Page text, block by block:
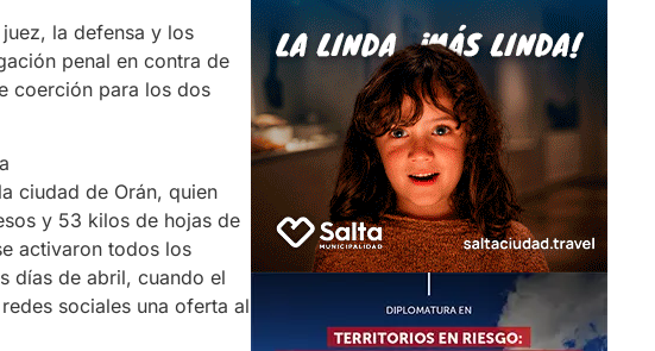
la defensa y los
penal en contra de
coerción para los dos
ciudad de Orán, quien
y 53 kilos de hojas de
activaron todos los
días de abril, cuando el
sociales una oferta al